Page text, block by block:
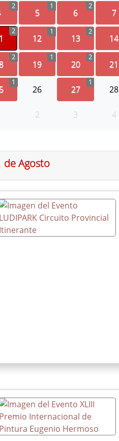
2
5
1
6
2
7
2
12
1
13
2
14
2
19
1
20
2
21
1
26 27
1
28
2 3 4
de Agosto